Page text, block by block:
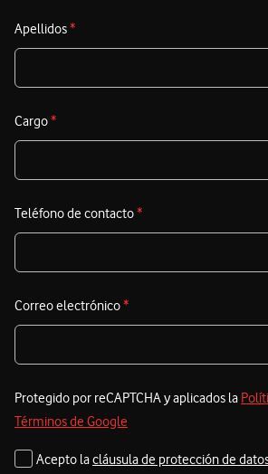
Apellidos*
Cargo*
Teléfono de contacto*
Correo electrónico*
Protegido por reCAPTCHA y aplicados la
Términos de Google
Acepto lacláusula de protección de